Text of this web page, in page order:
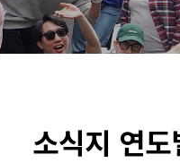
소식지 연